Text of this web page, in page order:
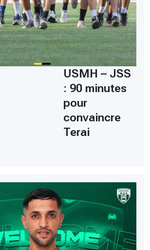
USMH – JSS
: 90 minutes
pour
convaincre
Terai